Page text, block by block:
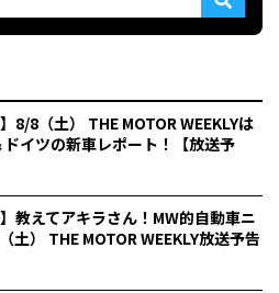
】8/8（土） THE MOTOR WEEKLYは
ドイツの新車レポート！【放送予
】教えてアキラさん！MW的自動車ニ
土） THE MOTOR WEEKLY放送予告